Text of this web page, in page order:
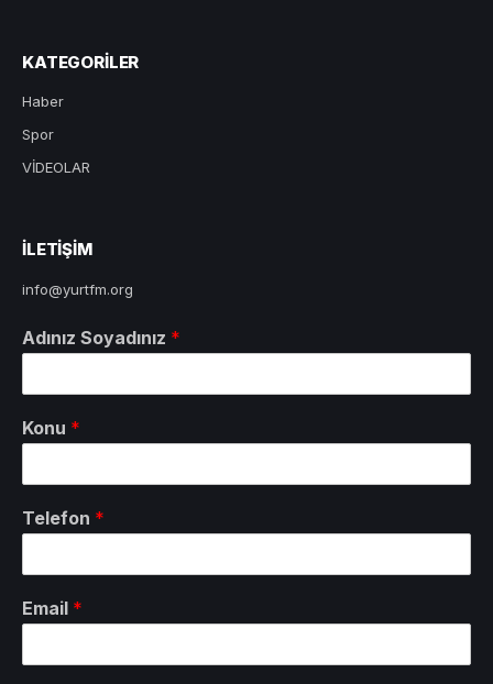
KATEGORILER
Haber
Spor
VİDEOLAR
ILETIŞIM
info@yurtfm.org
Adınız Soyadınız *
Konu *
Telefon *
Email *